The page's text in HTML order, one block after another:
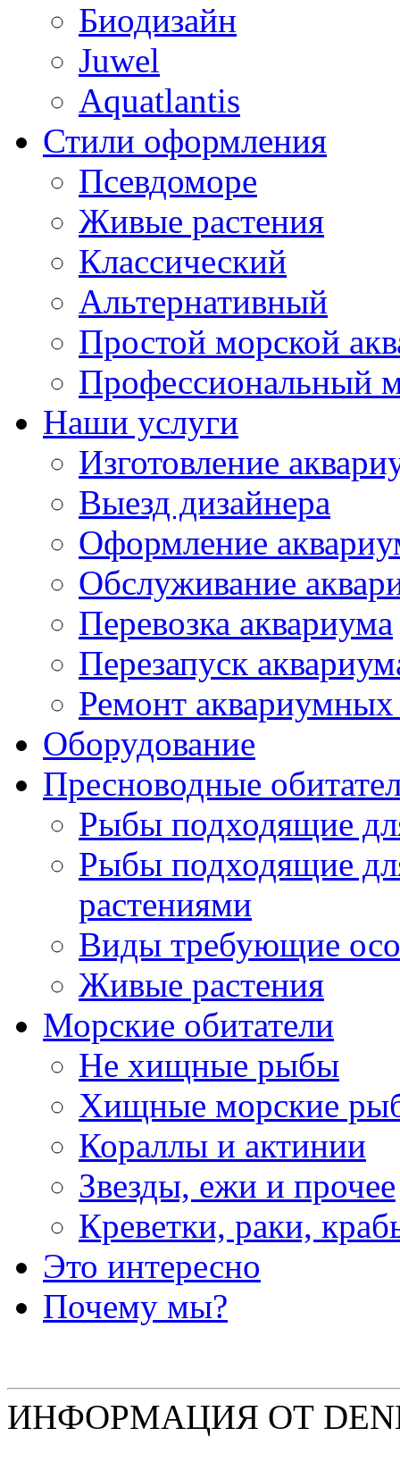
Биодизайн
Juwel
Aquatlantis
Стили оформления
Псевдоморе
Живые растения
Классический
Альтернативный
Простой морской
Профессиональный
Наши услуги
Изготовление
Выезд дизайнера
Оформление
Обслуживание
Перевозка аквариума
Перезапуск
Ремонт аквариумных
Оборудование
Пресноводные
Рыбы подходящие
Рыбы подходящие
растениями
Виды требующие
Живые растения
Морские обитатели
Не хищные рыбы
Хищные морские
Кораллы и актинии
Звезды, ежи и прочее
Креветки, раки,
Это интересно
Почему мы?
ИНФОРМАЦИЯ ОТ